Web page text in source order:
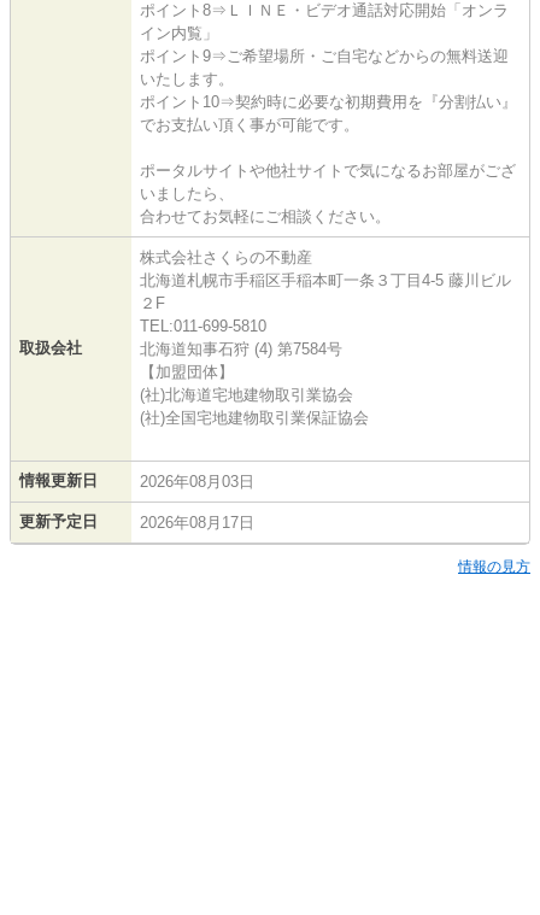
ポイント8⇒ＬＩＮＥ・ビデオ通話対応開始「オンラ
イン内覧」
ポイント9⇒ご希望場所・ご自宅などからの無料送迎
いたします。
ポイント10⇒契約時に必要な初期費用を『分割払い』
でお支払い頂く事が可能です。
ポータルサイトや他社サイトで気になるお部屋がござ
いましたら、
合わせてお気軽にご相談ください。
取扱会社
株式会社さくらの不動産
北海道札幌市手稲区手稲本町一条３丁目4-5 藤川ビル
２F
TEL:011-699-5810
北海道知事石狩 (4) 第7584号
【加盟団体】
(社)北海道宅地建物取引業協会
(社)全国宅地建物取引業保証協会
情報更新日 2026年08月03日
更新予定日 2026年08月17日
情報の見方